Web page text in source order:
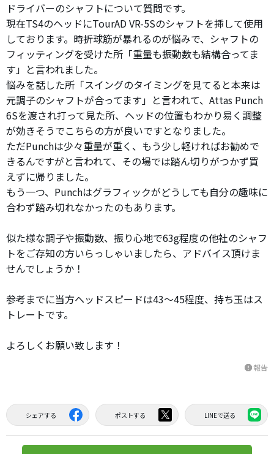
ドライバーのシャフトについて質問です。
現在TS4のヘッドにTourAD VR-5Sのシャフトを挿して使用
しております。時折球筋が暴れるのが悩みで、シャフトの
フィッティングを受けた所「重量も振動数も結構合ってま
す」と言われました。
悩みを話した所「スイングのタイミングを見てると本来は
元調子のシャフトが合ってます」と言われて、Attas Punch
6Sを渡され打って見た所、ヘッドの位置もわかり易く調整
が効きそうでこちらの方が良いですとなりました。
ただPunchは少々重量が重く、もう少し軽ければお勧めで
きるんですがと言われて、その場では踏ん切りがつかず買
えずに帰りました。
もう一つ、Punchはグラフィックがどうしても自分の趣味に
合わず踏み切れなかったのもあります。
似た様な調子や振動数、振り心地で63g程度の他社のシャフ
トをご存知の方いらっしゃいましたら、アドバイス頂けま
せんでしょうか！
参考までに当方ヘッドスピードは43〜45程度、持ち玉はス
トレートです。
よろしくお願い致します！
report報告
シェアする ポストする LINEで送る